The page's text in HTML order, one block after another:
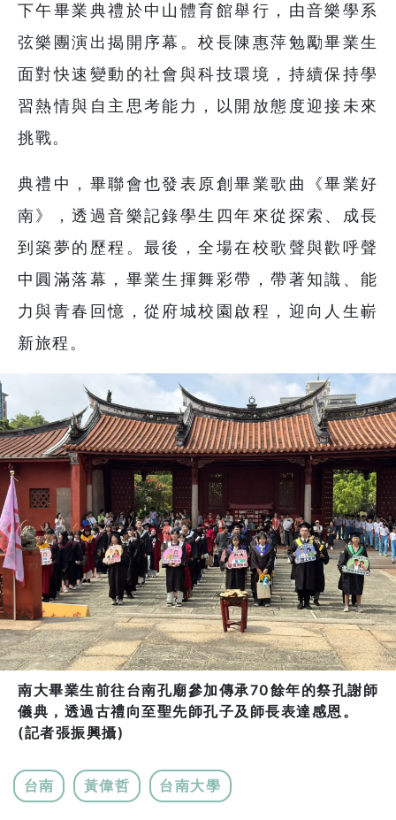
下午畢業典禮於中山體育館舉行，由音樂學系
弦樂團演出揭開序幕。校長陳惠萍勉勵畢業生
面對快速變動的社會與科技環境，持續保持學
習熱情與自主思考能力，以開放態度迎接未來
挑戰。
典禮中，畢聯會也發表原創畢業歌曲《畢業好
南》，透過音樂記錄學生四年來從探索、成長
到築夢的歷程。最後，全場在校歌聲與歡呼聲
中圓滿落幕，畢業生揮舞彩帶，帶著知識、能
力與青春回憶，從府城校園啟程，迎向人生嶄
新旅程。
南大畢業生前往台南孔廟參加傳承70餘年的祭孔謝師
儀典，透過古禮向至聖先師孔子及師長表達感恩。
(記者張振興攝)
台南 黃偉哲 台南大學